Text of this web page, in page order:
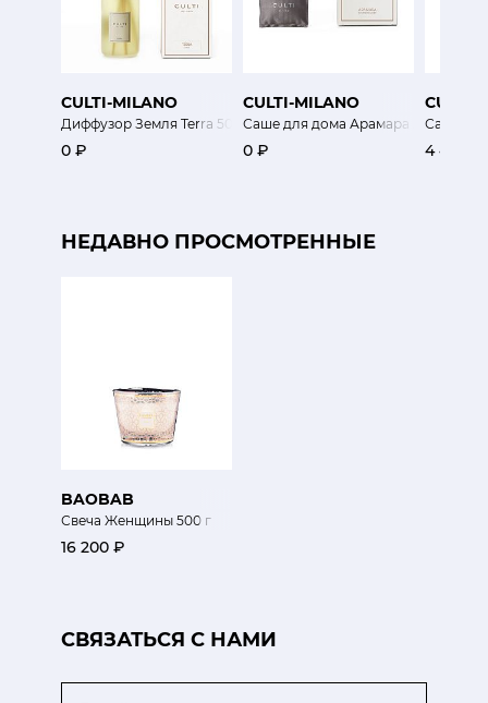
CULTI-MILANO
Диффузор Земля Terra 500мл
0 ₽
CULTI-MILANO
Саше для дома Арамара Aramara
0 ₽
CULTI-
Саше
4 400 ₽
НЕДАВНО ПРОСМОТРЕННЫЕ
BAOBAB
Свеча Женщины 500 г
16 200 ₽
CВЯЗАТЬСЯ С НАМИ